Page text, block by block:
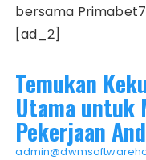
bersama
[ad_2]
Temukan
Utama untuk
Pekerjaan